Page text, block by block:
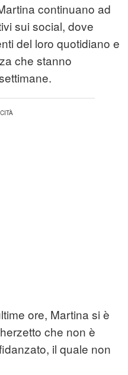
continuano ad
sui social, dove
del loro quotidiano e
che stanno
ore, Martina si è
che non è
il quale non